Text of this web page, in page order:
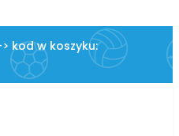
kod w koszyku: